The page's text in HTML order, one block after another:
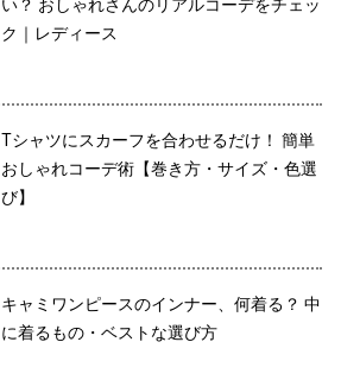
い？ おしゃれさんのリアルコーデをチェッ
ク｜レディース
Tシャツにスカーフを合わせるだけ！ 簡単
おしゃれコーデ術【巻き方・サイズ・色選
び】
キャミワンピースのインナー、何着る？ 中
に着るもの・ベストな選び方